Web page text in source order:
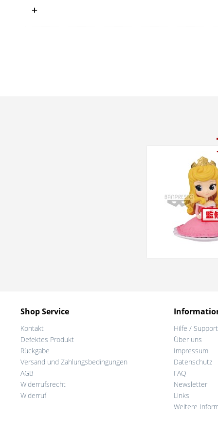
Shop Service
Kontakt
Defektes Produkt
Rückgabe
Versand und Zahlungsbedingungen
AGB
Widerrufsrecht
Widerruf
Hilfe / Support
Über uns
Impressum
Datenschutz
FAQ
Newsletter
Links
Weitere